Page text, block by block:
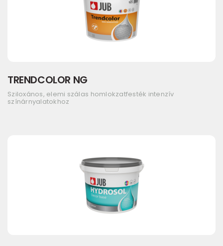
TRENDCOLOR NG
Sziloxános, elemi szálas homlokzatfesték intenzív
színárnyalatokhoz